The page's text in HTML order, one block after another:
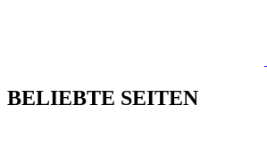
BELIEBTE SEITEN